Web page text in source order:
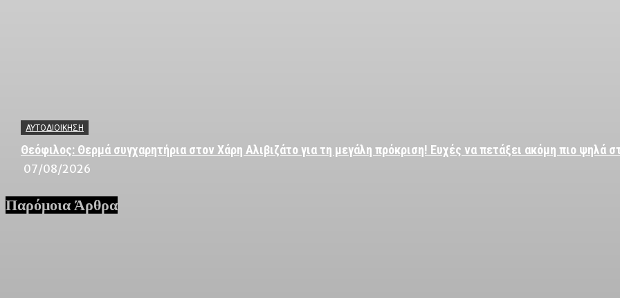
ΑΥΤΟΔΙΟΙΚΗΣΗ
Θεόφιλος: Θερμά συγχαρητήρια στον Χάρη Αλιβιζάτο για τη μεγάλη πρόκριση! Ευχές να πετάξει ακόμη πιο ψηλά
07/08/2026
Παρόμοια Άρθρα